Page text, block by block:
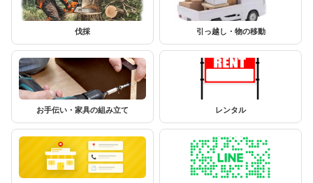
伐採 引っ越し・物の移動
お手伝い・家具の組み立て レンタル